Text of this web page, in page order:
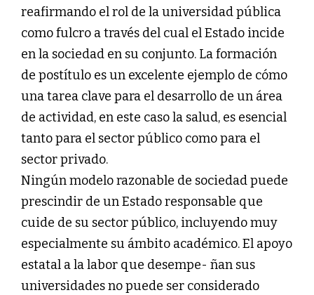
reafirmando el rol de la universidad pública
como fulcro a través del cual el Estado incide
en la sociedad en su conjunto. La formación
de postítulo es un excelente ejemplo de cómo
una tarea clave para el desarrollo de un área
de actividad, en este caso la salud, es esencial
tanto para el sector público como para el
sector privado.
Ningún modelo razonable de sociedad puede
prescindir de un Estado responsable que
cuide de su sector público, incluyendo muy
especialmente su ámbito académico. El apoyo
estatal a la labor que desempe- ñan sus
universidades no puede ser considerado